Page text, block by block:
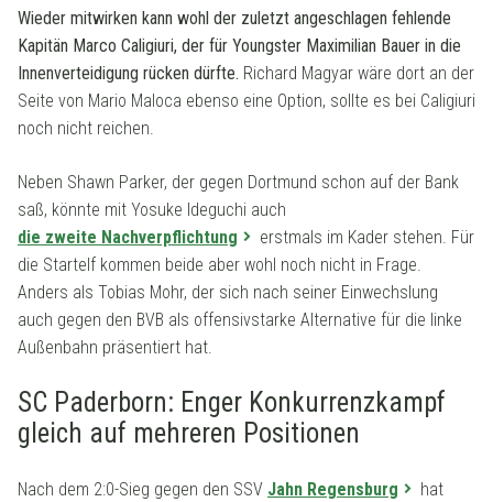
Wieder mitwirken kann wohl der zuletzt angeschlagen fehlende
Kapitän Marco Caligiuri, der für Youngster Maximilian Bauer in die
Innenverteidigung rücken dürfte. Richard Magyar wäre dort an der
Seite von Mario Maloca ebenso eine Option, sollte es bei Caligiuri
noch nicht reichen.
Neben Shawn Parker, der gegen Dortmund schon auf der Bank
saß, könnte mit Yosuke Ideguchi auch
die zweite Nachverpflichtung
erstmals im Kader stehen. Für
die Startelf kommen beide aber wohl noch nicht in Frage.
Anders als Tobias Mohr, der sich nach seiner Einwechslung
auch gegen den BVB als offensivstarke Alternative für die linke
Außenbahn präsentiert hat.
SC Paderborn: Enger Konkurrenzkampf
gleich auf mehreren Positionen
Nach dem 2:0-Sieg gegen den SSV Jahn Regensburg
hat